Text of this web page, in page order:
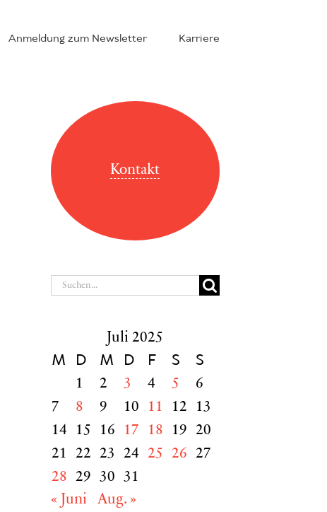
Anmeldung zum Newsletter Karriere
Kontakt
Suche
Juli 2025
M D M D F S S
1 2 3 4 5
6
7
8 9 10 11 12
13
14
15 16 17 18 19
20
21
22 23 24 25 26
27
28
29 30
31
« Juni
Aug. »